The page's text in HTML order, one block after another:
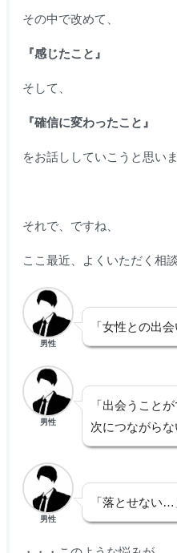
その中で改めて、
『感じたこと』
そして、
『確信に変わったこと』
をお話ししていこうと思いま
それで、ですね、
ここ最近、よくいただく相談
男性
「女性との出
男性
「出会うこと
次につながらな
男性
「落とせない…